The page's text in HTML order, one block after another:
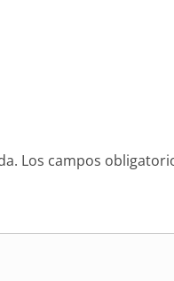
Los campos